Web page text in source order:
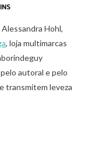
Hohl,
, loja multimarcas
autoral e pelo
transmitem leveza